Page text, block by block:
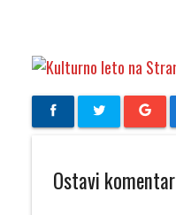
Ostavi komentar